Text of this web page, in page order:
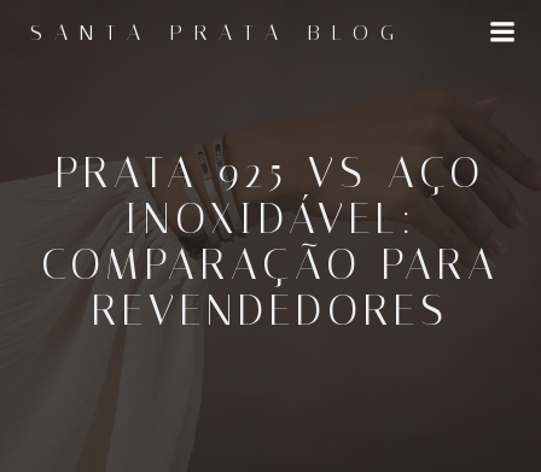
para
SANTA PRATA BLOG
PRATA 925 VS AÇO
INOXIDÁVEL:
COMPARAÇÃO PARA
REVENDEDORES